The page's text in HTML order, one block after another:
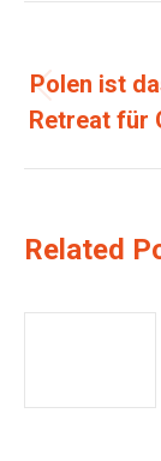
Polen ist
Retreat für
Related